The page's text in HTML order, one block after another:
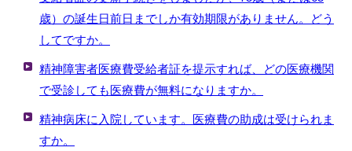
歳）の誕生日前日までしか有効期限がありません。どう
してですか。
精神障害者医療費受給者証を提示すれば、どの医療機関
で受診しても医療費が無料になりますか。
精神病床に入院しています。医療費の助成は受けられま
すか。